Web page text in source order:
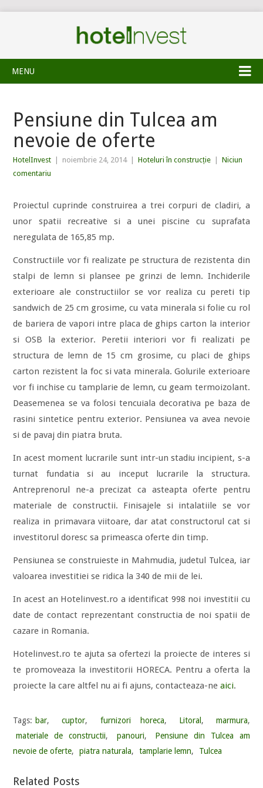
MENU
Pensiune din Tulcea am
nevoie de oferte
HotelInvest noiembrie 24, 2014 Hoteluri în construcție
Niciun
comentariu
Proiectul cuprinde construirea a trei corpuri de cladiri, a
unor spatii recreative si a unei piscine cu suprafata
neregulata de 165,85 mp.
Constructiile vor fi realizate pe structura de rezistenta din
stalpi de lemn si plansee pe grinzi de lemn. Inchiderile
exterioare ale constructiilor se vor realiza cu pereti tip
sandwich de 25 cm grosime, cu vata minerala si folie cu rol
de bariera de vapori intre placa de ghips carton la interior
si OSB la exterior. Peretii interiori vor fi realizati pe
structura de lemn de 15 cm grosime, cu placi de ghips
carton rezistent la foc si vata minerala. Golurile exterioare
vor fi inchise cu tamplarie de lemn, cu geam termoizolant.
Deasemenea se va folosi tencuiala decorativa pe baza de
rasini sintetice pentru exterior. Pensiunea va avea nevoie
si de pavaj din piatra bruta.
In acest moment lucrarile sunt intr-un stadiu incipient, s-a
turnat fundatia si au inceput lucrarile la structura.
Antreprenorul ne-a precizat ca asteapta oferte pentru
materiale de constructii. Finisajele si intalatiile se vor
realiza in primavara viitoare, dar atat constructorul cat si
investitorul doresc sa primeasca oferte din timp.
Pensiunea se construieste in Mahmudia, judetul Tulcea, iar
valoarea investitiei se ridica la340 de mii de lei.
In acest an Hotelinvest.ro a identificat 998 noi investitii cu
date de contact reprezentant constructia de noi spatii de
cazare in Romania.
Hotelinvest.ro te ajuta sa ofertezi la proiecte de interes si
te promoveaza la investitorii HORECA. Pentru a oferta la
proiecte la care altfel nu ai fi ajuns, contacteaza-neaici.
Tags: bar, cuptor, furnizori horeca, Litoral , marmura,
materiale de constructii, panouri,
Pensiune din Tulcea am
nevoie de oferte, piatra naturala, tamplarie lemn, Tulcea
Related Posts